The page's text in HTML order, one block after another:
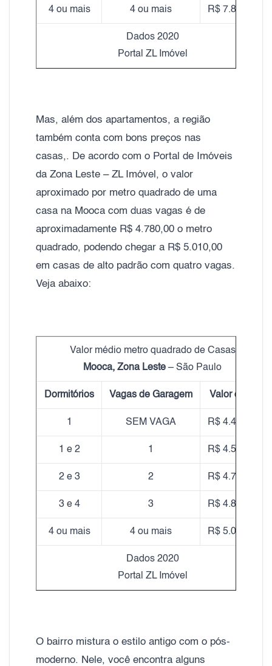
4 ou mais 4 ou mais R$ 7.890,00
Dados 2020
Portal ZL Imóvel
Mas, além dos apartamentos, a região
também conta com bons preços nas
casas,. De acordo com o Portal de Imóveis
da Zona Leste – ZL Imóvel, o valor
aproximado por metro quadrado de uma
casa na Mooca com duas vagas é de
aproximadamente R$ 4.780,00 o metro
quadrado, podendo chegar a R$ 5.010,00
em casas de alto padrão com quatro vagas.
Veja abaixo:
Valor médio metro quadrado de Casas
Mooca, Zona Leste – São Paulo
Dormitórios Vagas de Garagem Valor do m²
1 SEM VAGA R$ 4.400,00
1 e 2 1 R$ 4.590,00
2 e 3 2 R$ 4.780,00
3 e 4 3 R$ 4.850,00
4 ou mais 4 ou mais R$ 5.010,00
Dados 2020
Portal ZL Imóvel
O bairro mistura o estilo antigo com o pós-
moderno. Nele, você encontra alguns